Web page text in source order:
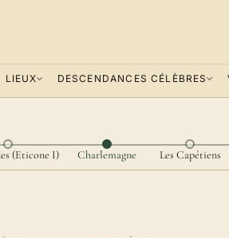
LIEUX DESCENDANCES CÉLÈBRES
(Eticone I) Charlemagne Les Capétiens